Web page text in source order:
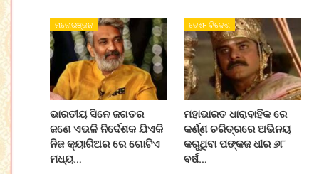
ମନୋରଞ୍ଜନ
ଭାରତୀୟ ସିନେ ଜଗତର
ଜଣେ ଏଭଳି ନିର୍ଦେଶକ ଯିଏକି
ନିଜ କ୍ୟାରିଅର ରେ ଗୋଟିଏ
ମଧ୍ୟ…
ଦେଶ- ବିଦେଶ
ମହାଭାରତ ଧାରାବାହିକ ରେ
କର୍ଣ୍ଣ ଚରିତ୍ରରେ ଅଭିନୟ
କରୁଥିବା ପଙ୍କଜ ଧୀର ୬୮
ବର୍ଷ…